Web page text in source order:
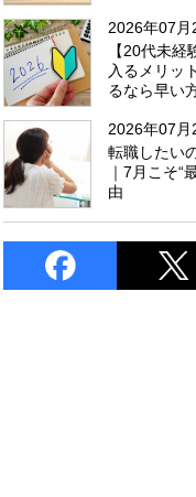
2026年07月
【20代未
入るメリッ
るなら早い
2026年07月
転職したい
｜7月こそ“
由